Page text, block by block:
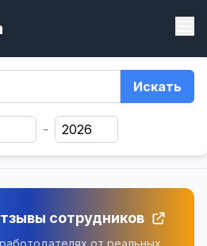
Искать
-
сотрудников
от реальных